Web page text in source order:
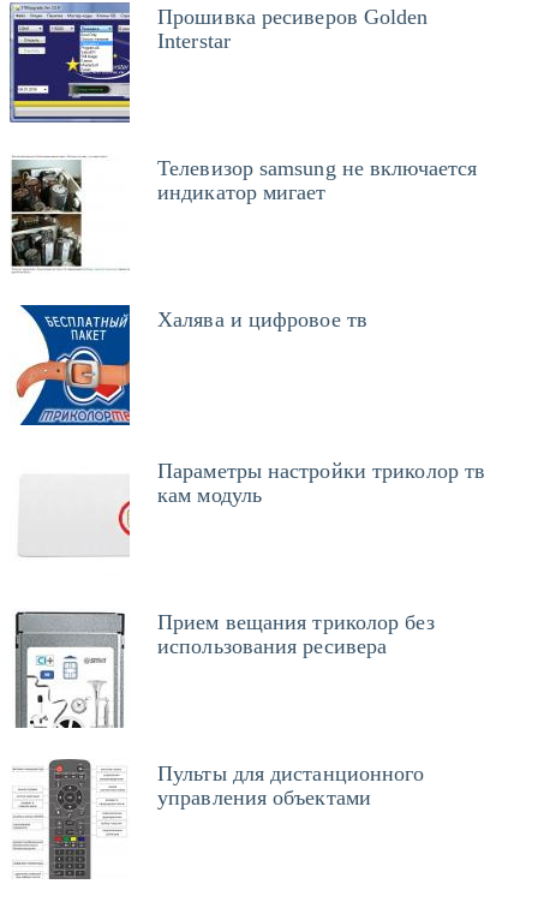
Прошивка ресиверов Golden
Interstar
Телевизор samsung не включается
индикатор мигает
Халява и цифровое тв
Параметры настройки триколор тв
кам модуль
Прием вещания триколор без
использования ресивера
Пульты для дистанционного
управления объектами